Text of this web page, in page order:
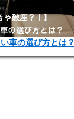
車の選び方とは？